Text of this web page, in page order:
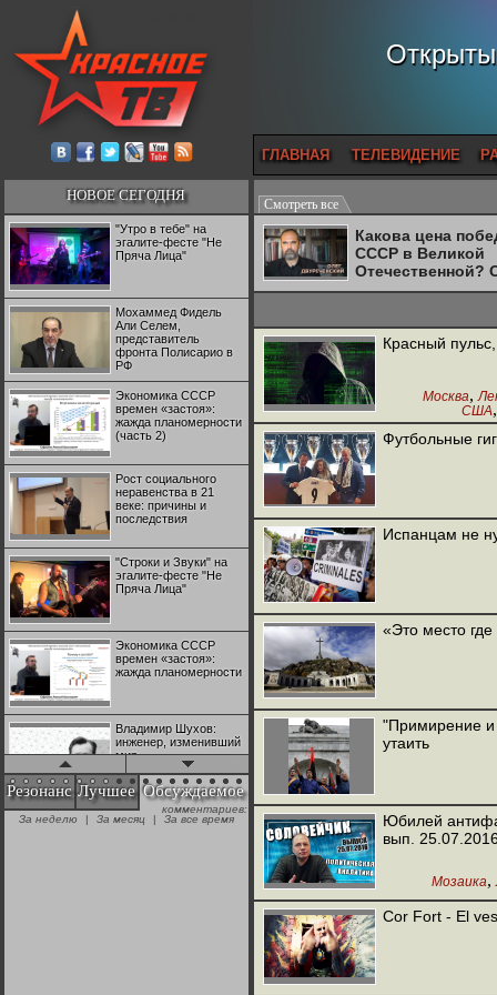
ГЛАВНАЯ ТЕЛЕВИДЕНИЕ
НОВОЕ СЕГОДНЯ
"Утро в тебе" на
эгалите-фесте "Не
Пряча Лица"
Мохаммед Фидель
Али Селем,
представитель
фронта Полисарио в
РФ
Экономика СССР
времен «застоя»:
жажда планомерности
(часть 2)
Рост социального
неравенства в 21
веке: причины и
последствия
"Строки и Звуки" на
эгалите-фесте "Не
Пряча Лица"
Экономика СССР
времен «застоя»:
жажда планомерности
Владимир Шухов:
инженер, изменивший
мир
"Аркадий Коц" на
эгалите-фесте "Не
Резонанс Лучшее Обсуждаемое
комментариев:
За неделю
| За месяц | За все время
Смотреть все
Какова цена
СССР в Великой
Отечественной?
Двуреченский о
Красный
Москва,
США
Испания,
Италия,
Футбольные
Испанцам не
«Это место
"Примирение и
утаить
Юбилей
вып.
Мозаика,
Cor Fort - El